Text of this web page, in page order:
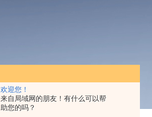
欢迎您！
来自局域网的朋友！有什么可以帮
助您的吗？